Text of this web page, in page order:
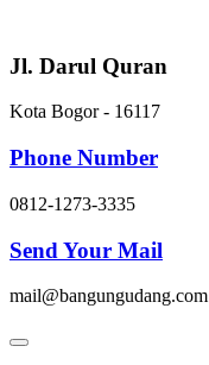
content
Jl. Darul Quran
Kota Bogor - 16117
Phone Number
0812-1273-3335
Send Your Mail
mail@bangungudang.com